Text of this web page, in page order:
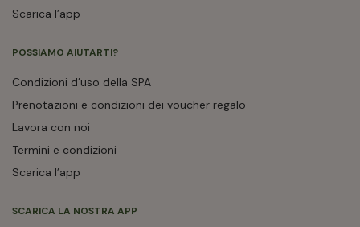
Scarica l’app
POSSIAMO AIUTARTI?
Condizioni d’uso della SPA
Prenotazioni e condizioni dei voucher regalo
Lavora con noi
Termini e condizioni
Scarica l’app
SCARICA LA NOSTRA APP